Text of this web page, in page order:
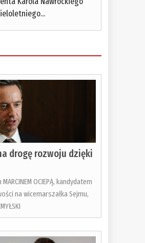
drogę rozwoju dzięki
OCIEPĄ, kandydatem
na wicemarszałka Sejmu,